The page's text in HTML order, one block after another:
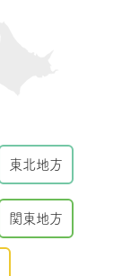
東北地方
関東地方